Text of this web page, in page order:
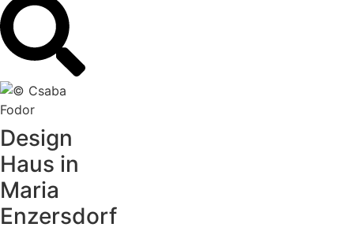
Design
Haus in
Maria
Enzersdorf